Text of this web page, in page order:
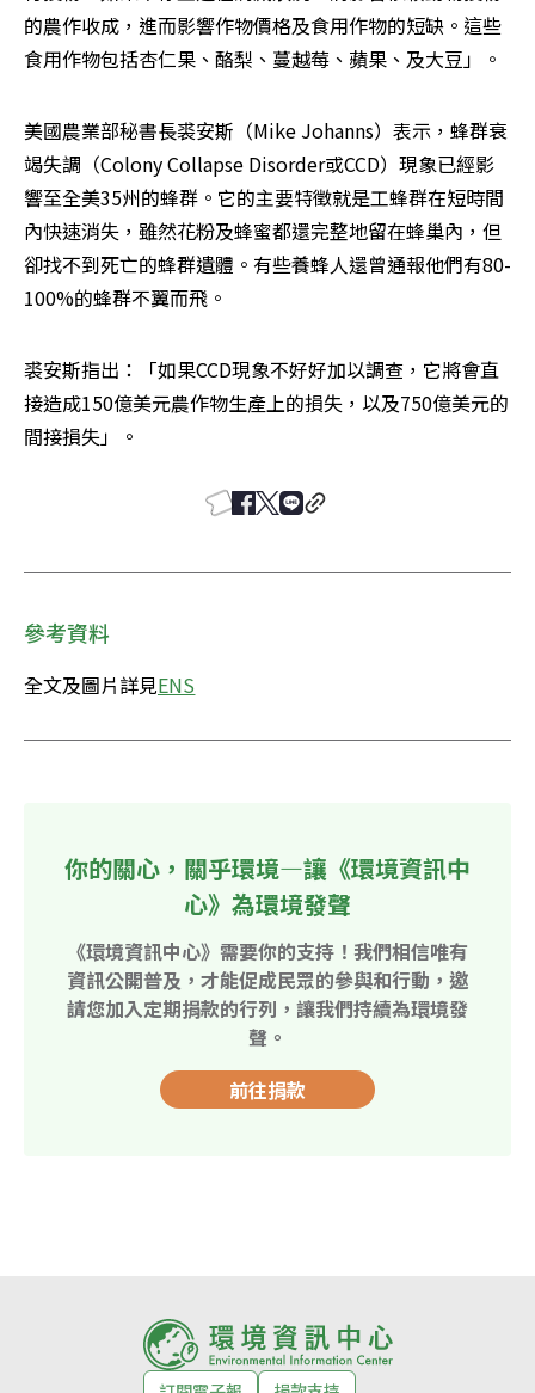
的農作收成，進而影響作物價格及食用作物的短缺。這些
食用作物包括杏仁果、酪梨、蔓越莓、蘋果、及大豆」。
美國農業部秘書長裘安斯（Mike Johanns）表示，蜂群衰
竭失調（Colony Collapse Disorder或CCD）現象已經影
響至全美35州的蜂群。它的主要特徵就是工蜂群在短時間
內快速消失，雖然花粉及蜂蜜都還完整地留在蜂巢內，但
卻找不到死亡的蜂群遺體。有些養蜂人還曾通報他們有80-
100%的蜂群不翼而飛。
裘安斯指出：「如果CCD現象不好好加以調查，它將會直
接造成150億美元農作物生產上的損失，以及750億美元的
間接損失」。
參考資料
全文及圖片詳見ENS
你的關心，關乎環境—讓《環境資訊中
心》為環境發聲
《環境資訊中心》需要你的支持！我們相信唯有
資訊公開普及，才能促成民眾的參與和行動，邀
請您加入定期捐款的行列，讓我們持續為環境發
聲。
前往捐款